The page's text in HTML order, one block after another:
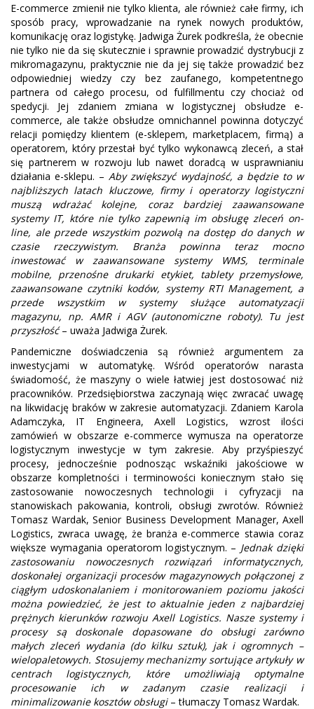
E-commerce zmienił nie tylko klienta, ale również całe firmy, ich
sposób pracy, wprowadzanie na rynek nowych produktów,
komunikację oraz logistykę. Jadwiga Żurek podkreśla, że obecnie
nie tylko nie da się skutecznie i sprawnie prowadzić dystrybucji z
mikromagazynu, praktycznie nie da jej się także prowadzić bez
odpowiedniej wiedzy czy bez zaufanego, kompetentnego
partnera od całego procesu, od fulfillmentu czy chociaż od
spedycji. Jej zdaniem zmiana w logistycznej obsłudze e-
commerce, ale także obsłudze omnichannel powinna dotyczyć
relacji pomiędzy klientem (e-sklepem, marketplacem, firmą) a
operatorem, który przestał być tylko wykonawcą zleceń, a stał
się partnerem w rozwoju lub nawet doradcą w usprawnianiu
działania e-sklepu. –Aby zwiększyć wydajność, a będzie to w
najbliższych latach kluczowe, firmy i operatorzy logistyczni
muszą wdrażać kolejne, coraz bardziej zaawansowane
systemy IT, które nie tylko zapewnią im obsługę zleceń on-
line, ale przede wszystkim pozwolą na dostęp do danych w
czasie rzeczywistym. Branża powinna teraz mocno
inwestować w zaawansowane systemy WMS, terminale
mobilne, przenośne drukarki etykiet, tablety przemysłowe,
zaawansowane czytniki kodów, systemy RTI Management, a
przede wszystkim w systemy służące automatyzacji
magazynu, np. AMR i AGV (autonomiczne roboty). Tu jest
przyszłość– uważa Jadwiga Żurek.
Pandemiczne doświadczenia są również argumentem za
inwestycjami w automatykę. Wśród operatorów narasta
świadomość, że maszyny o wiele łatwiej jest dostosować niż
pracowników. Przedsiębiorstwa zaczynają więc zwracać uwagę
na likwidację braków w zakresie automatyzacji. Zdaniem Karola
Adamczyka, IT Engineera, Axell Logistics, wzrost ilości
zamówień w obszarze e-commerce wymusza na operatorze
logistycznym inwestycje w tym zakresie. Aby przyśpieszyć
procesy, jednocześnie podnosząc wskaźniki jakościowe w
obszarze kompletności i terminowości koniecznym stało się
zastosowanie nowoczesnych technologii i cyfryzacji na
stanowiskach pakowania, kontroli, obsługi zwrotów. Również
Tomasz Wardak, Senior Business Development Manager, Axell
Logistics, zwraca uwagę, że branża e-commerce stawia coraz
większe wymagania operatorom logistycznym. – Jednak dzięki
zastosowaniu nowoczesnych rozwiązań informatycznych,
doskonałej organizacji procesów magazynowych połączonej z
ciągłym udoskonalaniem i monitorowaniem poziomu jakości
można powiedzieć, że jest to aktualnie jeden z najbardziej
prężnych kierunków rozwoju Axell Logistics. Nasze systemy i
procesy są doskonale dopasowane do obsługi zarówno
małych zleceń wydania (do kilku sztuk), jak i ogromnych –
wielopaletowych. Stosujemy mechanizmy sortujące artykuły w
centrach logistycznych, które umożliwiają optymalne
procesowanie ich w zadanym czasie realizacji i
minimalizowanie kosztów obsługi– tłumaczy Tomasz Wardak.